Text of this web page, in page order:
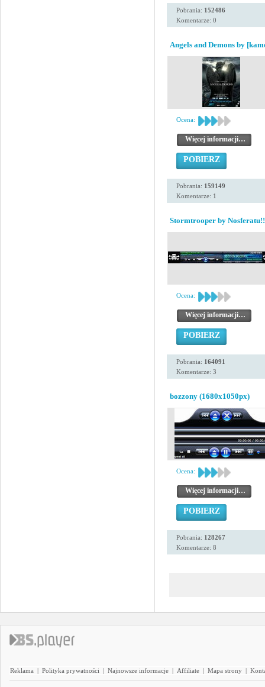
Pobrania: 152486
Komentarze: 0
Angels and Demons by
Ocena:
Więcej informacji…
POBIERZ
Pobrania: 159149
Komentarze: 1
Stormtrooper by Nosferatu!!
Ocena:
Więcej informacji…
POBIERZ
Pobrania: 164091
Komentarze: 3
bozzony (1680x1050px)
Ocena:
Więcej informacji…
POBIERZ
Pobrania: 128267
Komentarze: 8
Reklama | Polityka prywatności | Najnowsze informacje | Affiliate | Mapa strony |